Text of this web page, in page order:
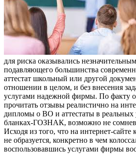
для риска оказывались
подавляющего большинства
аттестат школьный или другой
отношении в целом, и без внесения
услугами надежной фирмы. По факту
прочитать отзывы реалистично на
дипломы о ВО и аттестаты в реальных
бланках-ГОЗНАК, возможно не
Исходя из того, что на интернет-
не образуется, конкретно в чем
воспользовавшись услугами фирмы